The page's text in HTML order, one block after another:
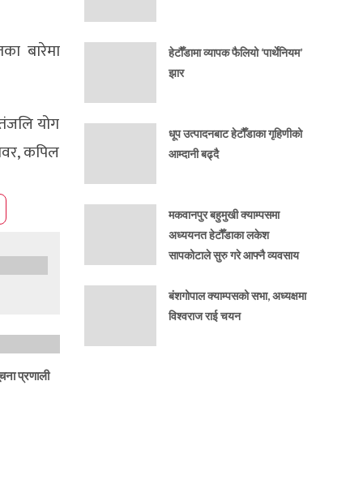
बारेमा
योग
कपिल
प्रणाली
हेटौँडामा व्यापक फैलियो ‘पार्थेनियम’
झार
धूप उत्पादनबाट हेटौँडाका गृहिणीको
आम्दानी बढ्दै
मकवानपुर बहुमुखी क्याम्पसमा
अध्ययनत हेटौँडाका लकेश
सापकोटाले सुरु गरे आफ्नै व्यवसाय
बंशगोपाल क्याम्पसको सभा, अध्यक्षमा
विश्वराज राई चयन